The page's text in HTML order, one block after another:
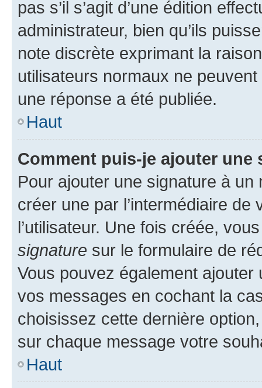
pas s’il s’agit d’une édition
administrateur, bien qu’ils
note discrète exprimant la
utilisateurs normaux ne
une réponse a été publiée.
Haut
Comment puis-je ajouter une
Pour ajouter une signature à un
créer une par l’intermédiaire
l’utilisateur. Une fois créée,
signature sur le formulaire de
Vous pouvez également
vos messages en cochant la
choisissez cette dernière
sur chaque message votre
Haut